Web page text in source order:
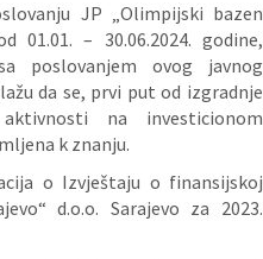
JP „Olimpijski bazen
01.01. – 30.06.2024. godine,
poslovanjem ovog javnog
da se, prvi put od izgradnje
na investicionom
k znanju.
o Izvještaju o finansijskoj
d.o.o. Sarajevo za 2023.